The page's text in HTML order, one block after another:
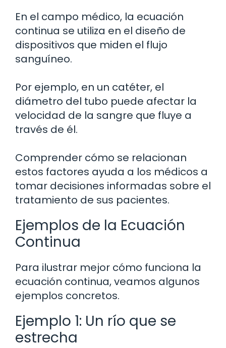
En el campo médico, la ecuación
continua se utiliza en el diseño de
dispositivos que miden el flujo
sanguíneo.
Por ejemplo, en un catéter, el
diámetro del tubo puede afectar la
velocidad de la sangre que fluye a
través de él.
Comprender cómo se relacionan
estos factores ayuda a los médicos a
tomar decisiones informadas sobre el
tratamiento de sus pacientes.
Ejemplos de la Ecuación
Continua
Para ilustrar mejor cómo funciona la
ecuación continua, veamos algunos
ejemplos concretos.
Ejemplo 1: Un río que se
estrecha